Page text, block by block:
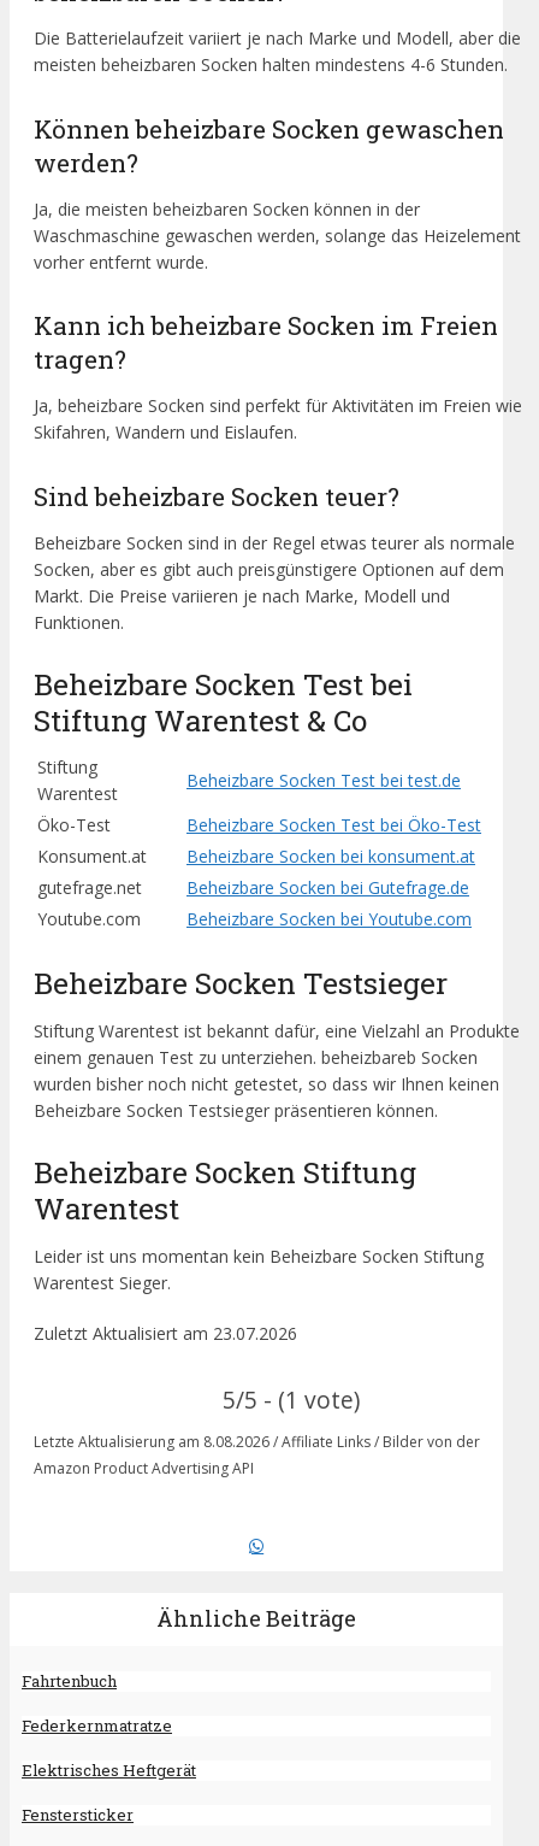
Die Batterielaufzeit variiert je nach Marke und Modell, aber die
meisten beheizbaren Socken halten mindestens 4-6 Stunden.
Können beheizbare Socken gewaschen
werden?
Ja, die meisten beheizbaren Socken können in der
Waschmaschine gewaschen werden, solange das Heizelement
vorher entfernt wurde.
Kann ich beheizbare Socken im Freien
tragen?
Ja, beheizbare Socken sind perfekt für Aktivitäten im Freien wie
Skifahren, Wandern und Eislaufen.
Sind beheizbare Socken teuer?
Beheizbare Socken sind in der Regel etwas teurer als normale
Socken, aber es gibt auch preisgünstigere Optionen auf dem
Markt. Die Preise variieren je nach Marke, Modell und
Funktionen.
Beheizbare Socken Test bei
Stiftung Warentest & Co
Stiftung
Warentest
Beheizbare Socken Test bei test.de
Öko-Test
Beheizbare Socken Test bei Öko-Test
Konsument.at
Beheizbare Socken bei konsument.at
gutefrage.net
Beheizbare Socken bei Gutefrage.de
Youtube.com
Beheizbare Socken bei Youtube.com
Beheizbare Socken Testsieger
Stiftung Warentest ist bekannt dafür, eine Vielzahl an Produkte
einem genauen Test zu unterziehen. beheizbareb Socken
wurden bisher noch nicht getestet, so dass wir Ihnen keinen
Beheizbare Socken Testsieger präsentieren können.
Beheizbare Socken Stiftung
Warentest
Leider ist uns momentan kein Beheizbare Socken Stiftung
Warentest Sieger.
Zuletzt Aktualisiert am 23.07.2026
5/5 - (1 vote)
Letzte Aktualisierung am 8.08.2026 / Affiliate Links / Bilder von der
Amazon Product Advertising API
Ähnliche Beiträge
Fahrtenbuch
Federkernmatratze
Elektrisches Heftgerät
Fenstersticker